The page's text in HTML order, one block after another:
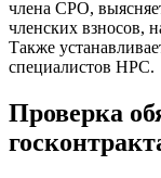
члена СРО,
членских взносов,
Также
специалистов НРС.
Проверка